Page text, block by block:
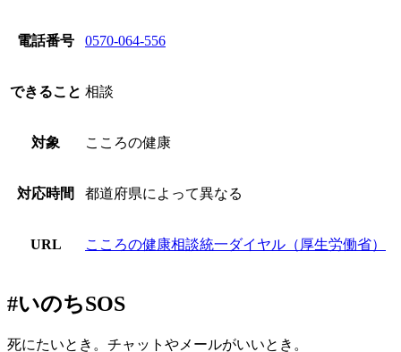
電話番号 0570-064-556
できること 相談
対象 こころの健康
対応時間 都道府県によって異なる
URL こころの健康相談統一ダイヤル（厚生労働省）
#いのちSOS
死にたいとき。チャットやメールがいいとき。